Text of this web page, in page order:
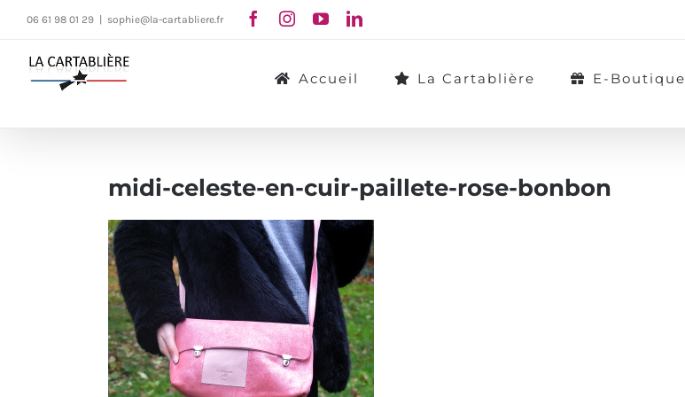
contenu
06 61 98 01 29 sophie@la-cartabliere.fr
Accueil La Cartablière E-Boutique
midi-celeste-en-cuir-paillete-rose-bonbon